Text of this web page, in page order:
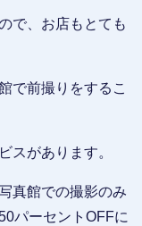
で、お店もとても
で前撮りをするこ
スがあります。
真館での撮影のみ
パーセントOFFに